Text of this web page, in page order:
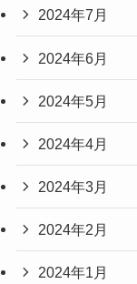
2024年7月
2024年6月
2024年5月
2024年4月
2024年3月
2024年2月
2024年1月